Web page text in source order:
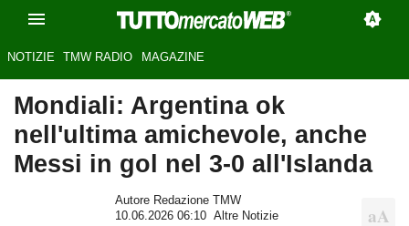
NOTIZIE TMW RADIO MAGAZINE
Mondiali: Argentina ok
nell'ultima amichevole, anche
Messi in gol nel 3-0 all'Islanda
Autore Redazione TMW
10.06.2026 06:10
Altre Notizie